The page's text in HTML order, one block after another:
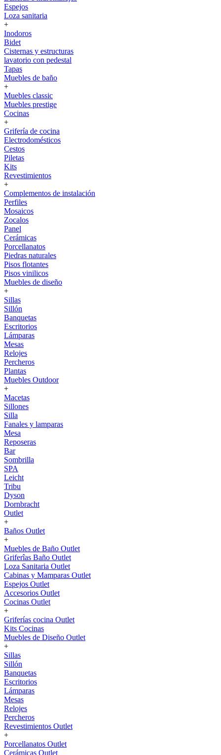
Espejos
Loza sanitaria
+
Inodoros
Bidet
Cisternas y estructuras
lavatorio con pedestal
Tapas
Muebles de baño
+
Muebles classic
Muebles prestige
Cocinas
+
Grifería de cocina
Electrodomésticos
Cestos
Piletas
Kits
Revestimientos
+
Complementos de instalación
Perfiles
Mosaicos
Zocalos
Panel
Cerámicas
Porcellanatos
Piedras naturales
Pisos flotantes
Pisos vinilicos
Muebles de diseño
+
Sillas
Sillón
Banquetas
Escritorios
Lámparas
Mesas
Relojes
Percheros
Plantas
Muebles Outdoor
+
Macetas
Sillones
Silla
Fanales y lamparas
Mesa
Reposeras
Bar
Sombrilla
SPA
Leicht
Tribu
Dyson
Dornbracht
Outlet
+
Baños Outlet
+
Muebles de Baño Outlet
Griferîas Baño Outlet
Loza Sanitaria Outlet
Cabinas y Mamparas Outlet
Espejos Outlet
Accesorios Outlet
Cocinas Outlet
+
Griferías cocina Outlet
Kits Cocinas
Muebles de Diseño Outlet
+
Sillas
Sillón
Banquetas
Escritorios
Lámparas
Mesas
Relojes
Percheros
Revestimientos Outlet
+
Porcellanatos Outlet
Cerámicas Outlet